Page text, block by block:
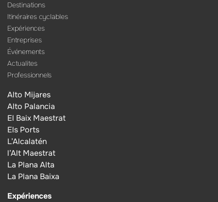
Destinations
Itinéraires cyclables
Expériences
Entreprises
Événements
Actualites
Professionnels
Alto Mijares
Alto Palancia
El Baix Maestrat
Els Ports
L’Alcalatén
l’Alt Maestrat
La Plana Alta
La Plana Baixa
Expériences